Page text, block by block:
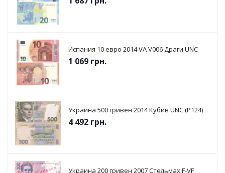
Испания 10 евро 2014 VA V006 Драги UNC
1 069 грн.
Украина 500 гривен 2014 Кубив UNC (P124)
4 492 грн.
Украина 200 гривен 2007 Стельмах F-VF